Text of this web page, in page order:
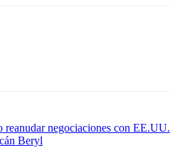
reanudar negociaciones con EE.UU.
Beryl